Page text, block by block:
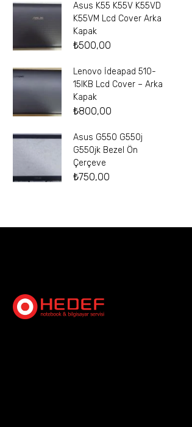
Asus K55 K55V K55VD
K55VM Lcd Cover Arka
Kapak
₺500,00
Lenovo İdeapad 510-
15IKB Lcd Cover – Arka
Kapak
₺800,00
Asus G550 G550j
G550jk Bezel Ön
Çerçeve
₺750,00